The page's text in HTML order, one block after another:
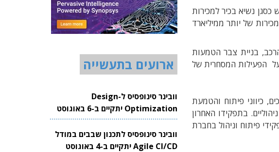
כסגן נשיא בכיר למכירות
של יותר ממיליארד
, בניית צבר הטמעות
על הפעילות המסחרית של
, כיווני פיתוח והטמעת
. בתפקידו האחרון
פיתוח וניהול בחברת
ארועים בתעשייה
וובינר סינופסיס ל-Design
Optimization יתקיים ב-6 באוגוסט
2026
וובינר סינופסיס לתכנון שבבים במודל
Agile CI/CD יתקיים ב-4 באוגוסט